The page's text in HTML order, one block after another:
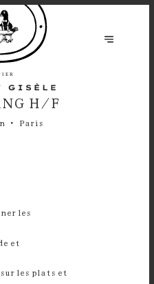
H/F
Paris
les
et
les plats et